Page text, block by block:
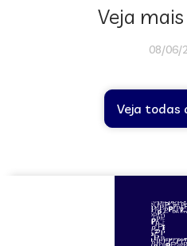
Veja
08/06/
Veja todas